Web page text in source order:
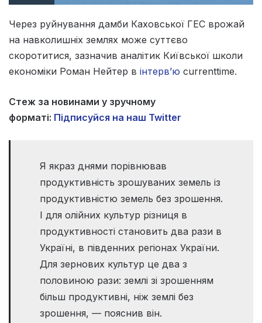
Через руйнування дамби Каховської ГЕС врожай
на навколишніх землях може суттєво
скоротитися, зазначив аналітик Київської школи
економіки Роман Нейтер в інтерв’ю currenttime.
Стеж за новинами у зручному
форматі: Підписуйся на наш Twitter
Я якраз днями порівнював
продуктивність зрошуваних земель із
продуктивністю земель без зрошення.
І для олійних культур різниця в
продуктивності становить два рази в
Україні, в південних регіонах України.
Для зернових культур це два з
половиною рази: землі зі зрошенням
більш продуктивні, ніж землі без
зрошення, — пояснив він.